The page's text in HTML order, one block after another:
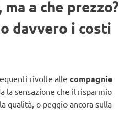
a che prezzo?
davvero i costi
rivolte alle compagnie
la sensazione che il risparmio
qualità, o peggio ancora sulla